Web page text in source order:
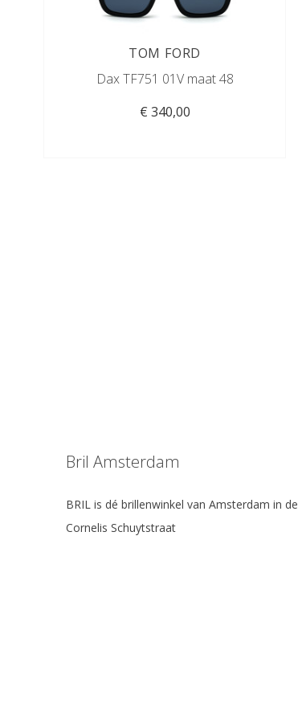
TOM FORD
Dax TF751 01V maat 48
€ 340,00
Bril Amsterdam
BRIL is dé brillenwinkel van Amsterdam in de
Cornelis Schuytstraat